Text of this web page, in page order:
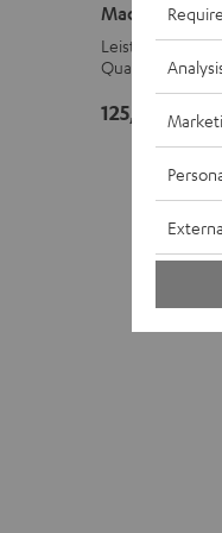
Mackie Mix8
Qualität
125,